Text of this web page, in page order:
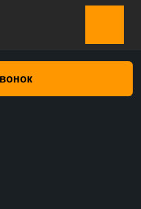
(Валько)